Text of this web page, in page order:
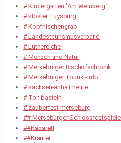
# Kindergarten "Am Weinberg"
# kloster Huysburg
# Kopfnischengrab
# Landestourismusverband
# Luthereiche
# Mensch und Natur
# Merseburger Bischofschronik
# Merseburger Tourist-Info
# sachsen-anhalt heute
# Ton basteln
# zauberfest merseburg
## Merseburger Schlossfestspiele
##Kabarett
##Kräuter